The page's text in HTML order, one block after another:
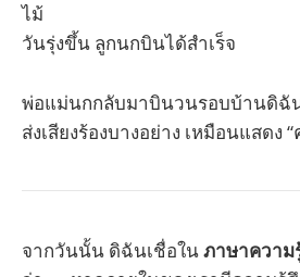
ไม้
วันรุ่งขึ้น ลูกนกบินได้สำเร็จ
พ่อแม่นกกลับมาบินวนรอบบ้านดิฉั
ส่งเสียงร้องบางอย่าง เหมือนแสดง
จากวันนั้น ดิฉันเชื่อในภาษาความ